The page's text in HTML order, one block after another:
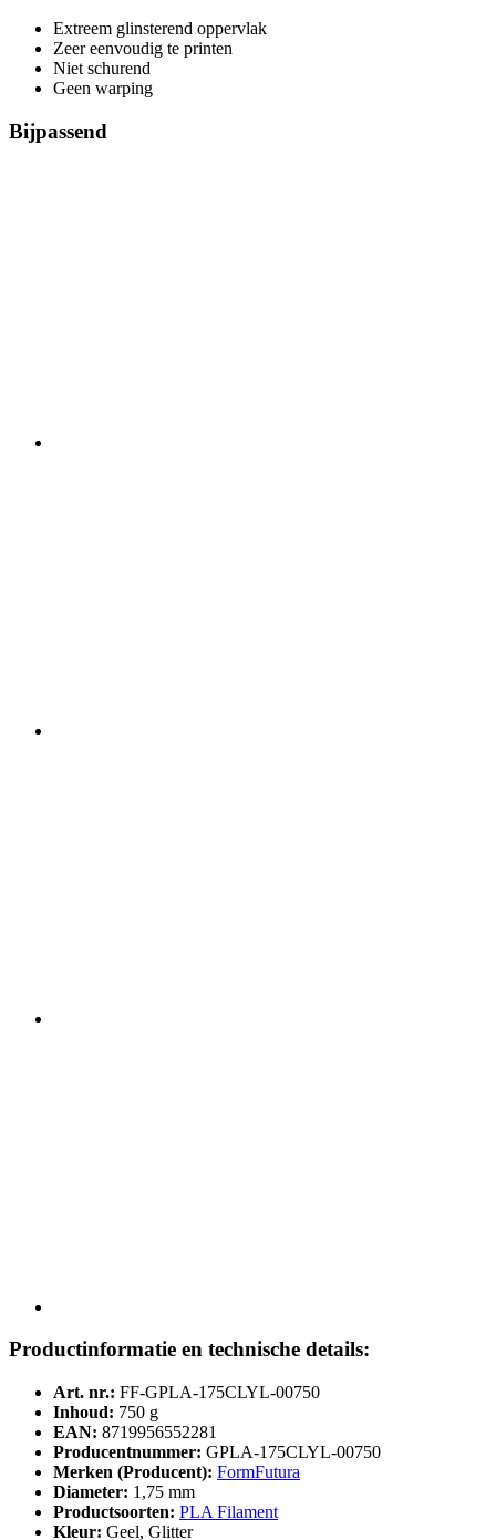
Extreem glinsterend oppervlak
Zeer eenvoudig te printen
Niet schurend
Geen warping
Bijpassend
Productinformatie en technische details:
Art. nr.: FF-GPLA-175CLYL-00750
Inhoud: 750 g
EAN: 8719956552281
Producentnummer: GPLA-175CLYL-00750
Merken (Producent): FormFutura
Diameter: 1,75 mm
Productsoorten: PLA Filament
Kleur: Geel, Glitter